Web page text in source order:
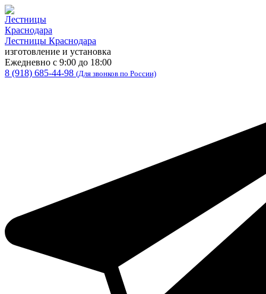
Лестницы Краснодара
изготовление и установка
Ежедневно с 9:00 до 18:00
8 (918) 685-44-98 (Для звонков по России)